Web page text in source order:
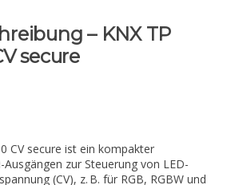
– KNX TP
secure
CV secure ist ein kompakter
zur Steuerung von LED-
(CV), z. B. für RGB, RGBW und